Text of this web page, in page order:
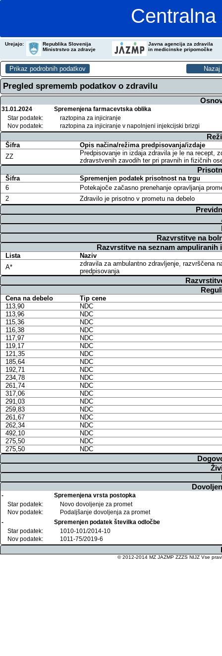
Urejajo:
Republika Slovenija
Ministrstvo za zdravje
Javna agencija za zdravila
in medicinske pripomočke
Pregled sprememb podatkov o zdravilu
31.01.2024
Spremenjena farmacevtska oblika
Star podatek:
raztopina za injiciranje
Nov podatek:
raztopina za injiciranje v napolnjeni injekcijski brizgi
Šifra
Opis načina/režima predpisovanja/izdaje
ZZ
Predpisovanje in izdaja zdravila je le na recept,
zdravstvenih zavodih ter pri pravnih in fizičnih
Šifra
Spremenjen podatek prisotnost na trgu
6
Potekajoče začasno prenehanje opravljanja
2
Zdravilo je prisotno v prometu na debelo
Razvrstitve na
Razvrstitve na seznam
Lista
Naziv
A*
zdravila za ambulantno zdravljenje, razvrščena
predpisovanja
Cena na debelo
Tip cene
113,90
NDC
113,96
NDC
115,36
NDC
116,38
NDC
117,97
NDC
119,17
NDC
121,35
NDC
185,64
NDC
192,71
NDC
234,78
NDC
261,74
NDC
317,06
NDC
291,03
NDC
259,83
NDC
261,67
NDC
262,34
NDC
492,10
NDC
275,50
NDC
275,50
NDC
-
Spremenjena vrsta postopka
Star podatek:
Novo dovoljenje za promet
Nov podatek:
Podaljšanje dovoljenja za promet
-
Spremenjen podatek številka odločbe
Star podatek:
1010-101/2014-10
Nov podatek:
1011-75/2019-6
© 2012-2014 MZ JAZMP ZZZS NIJZ Vse